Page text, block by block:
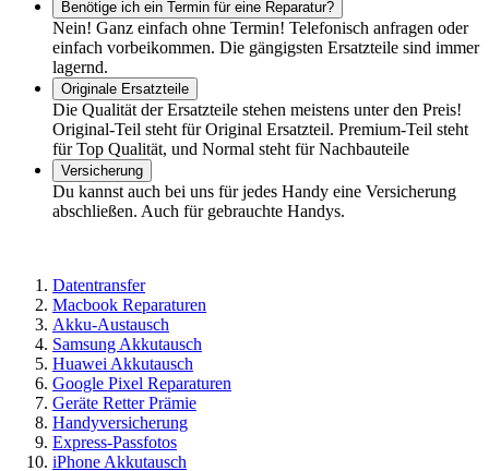
Benötige ich ein Termin für eine Reparatur?
Nein! Ganz einfach ohne Termin! Telefonisch anfragen oder
einfach vorbeikommen. Die gängigsten Ersatzteile sind immer
lagernd.
Originale Ersatzteile
Die Qualität der Ersatzteile stehen meistens unter den Preis!
Original-Teil steht für Original Ersatzteil. Premium-Teil steht
für Top Qualität, und Normal steht für Nachbauteile
Versicherung
Du kannst auch bei uns für jedes Handy eine Versicherung
abschließen. Auch für gebrauchte Handys.
Datentransfer
Macbook Reparaturen
Akku-Austausch
Samsung Akkutausch
Huawei Akkutausch
Google Pixel Reparaturen
Geräte Retter Prämie
Handyversicherung
Express-Passfotos
iPhone Akkutausch